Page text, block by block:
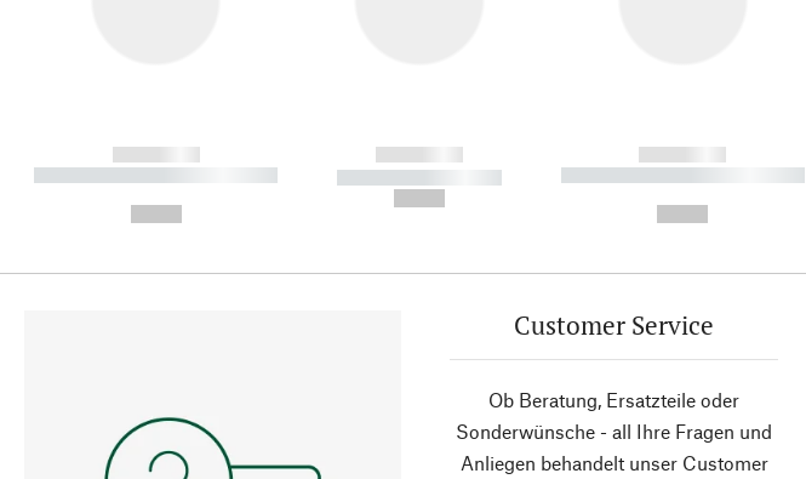
------------
----------- ----------- ----------
------------
----------- -----------
------------
----------- ----------- ----------
Customer Service
Ob Beratung, Ersatzteile oder
Sonderwünsche - all Ihre Fragen und
Anliegen behandelt unser Customer